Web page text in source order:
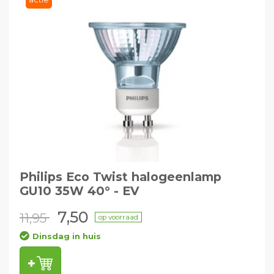
Philips Eco Twist halogeenlamp
GU10 35W 40° - EV
11,95 7,50 op voorraad
Dinsdag in huis